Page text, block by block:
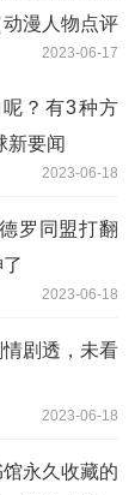
漫人物点评
2023-06-17
？有3种方
新要闻
2023-06-18
罗同盟打翻
2023-06-18
剧透，未看
2023-06-18
永久收藏的